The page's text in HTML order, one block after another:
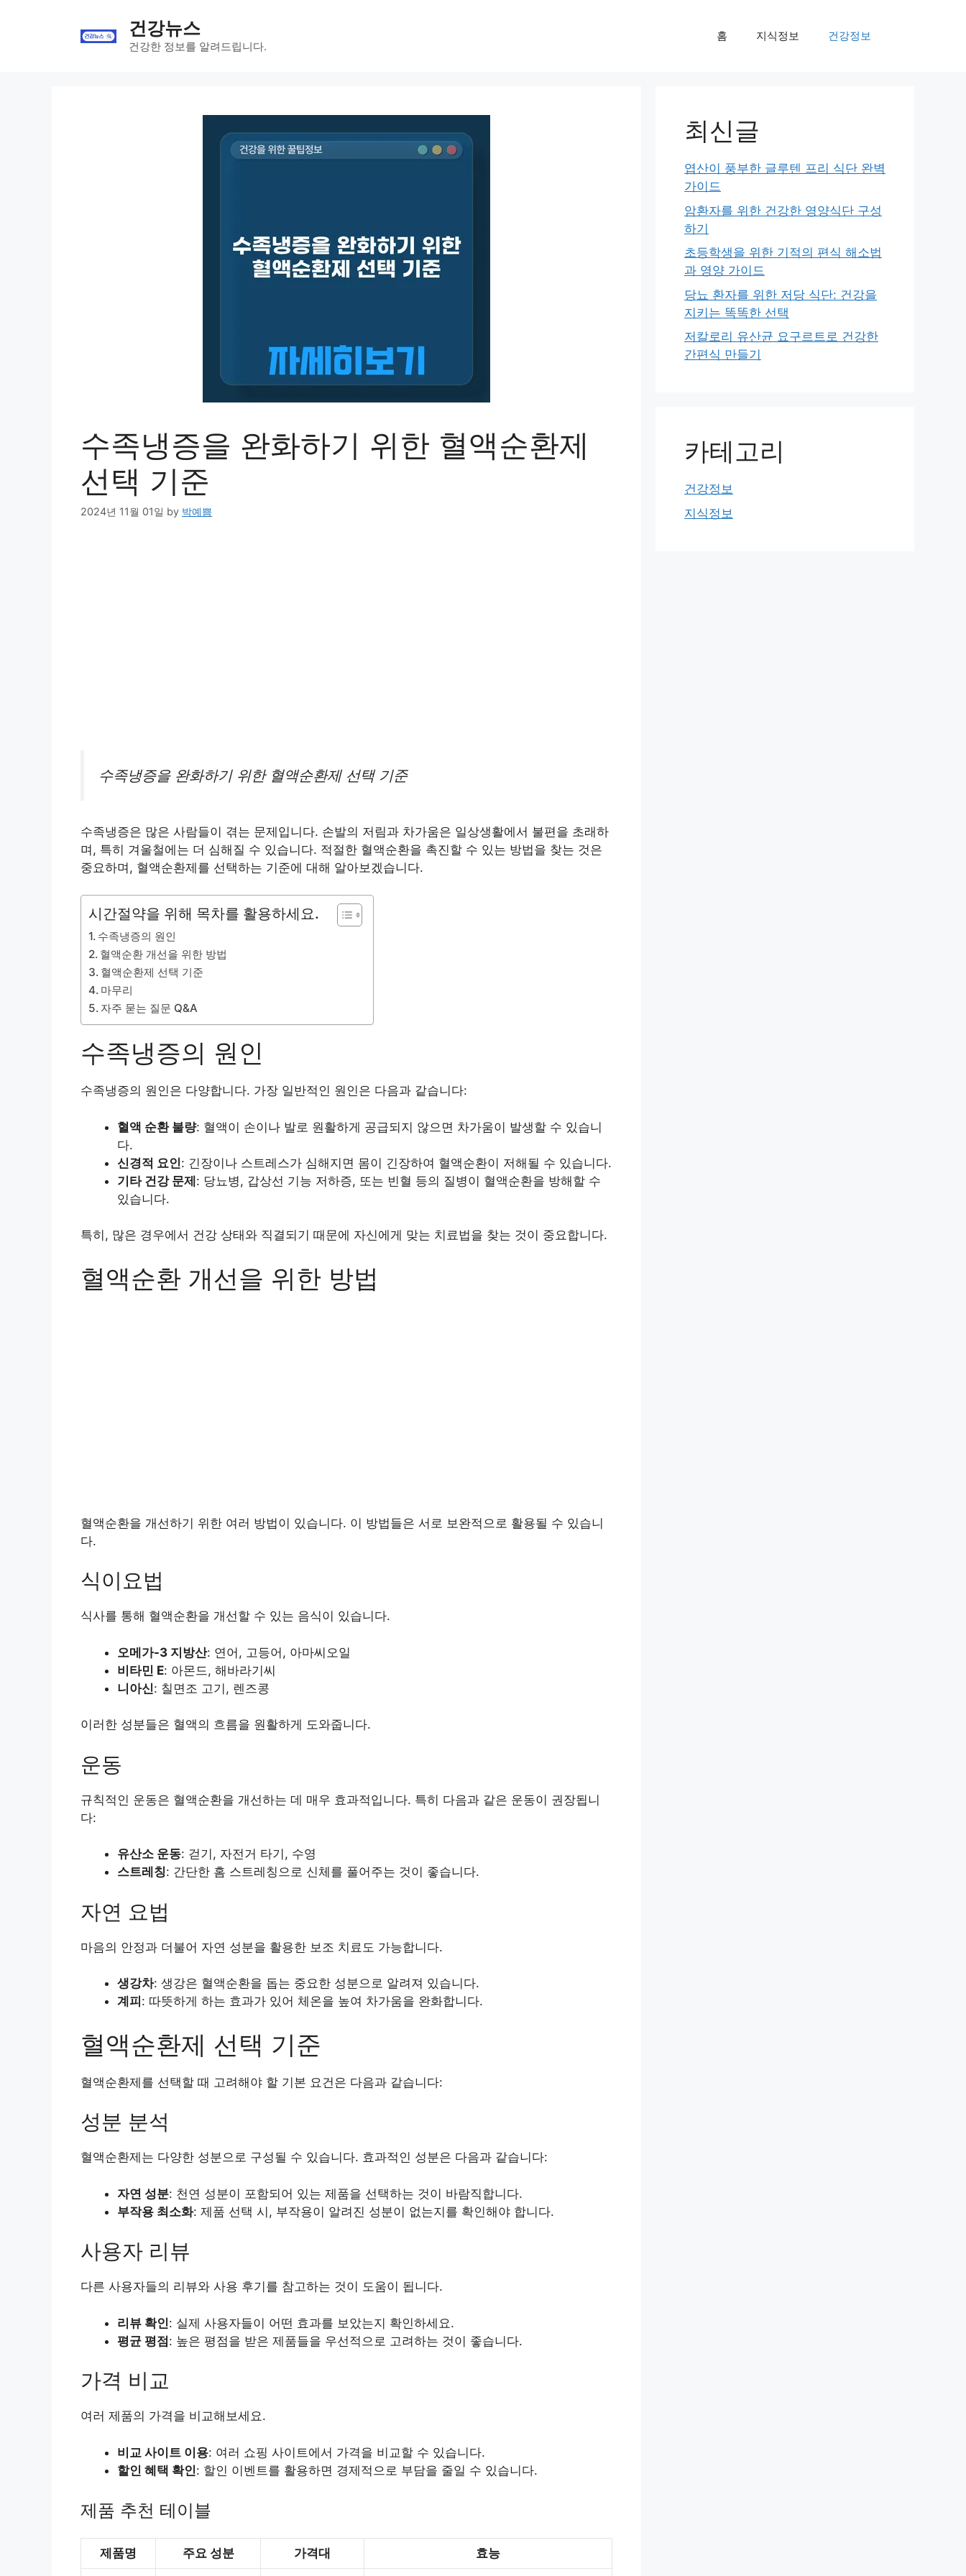
건강뉴스
건강한 정보를 알려드립니다.
홈 지식정보 건강정보
수족냉증을 완화하기 위한 혈액순환제
선택 기준
2024년 11월 01일 by 박예쁨
수족냉증을 완화하기 위한 혈액순환제 선택 기준
수족냉증은 많은 사람들이 겪는 문제입니다. 손발의 저림과 차가움은 일상생활에서 불편을 초래하
며, 특히 겨울철에는 더 심해질 수 있습니다. 적절한 혈액순환을 촉진할 수 있는 방법을 찾는 것은
중요하며, 혈액순환제를 선택하는 기준에 대해 알아보겠습니다.
시간절약을 위해 목차를 활용하세요.
수족냉증의 원인
혈액순환 개선을 위한 방법
혈액순환제 선택 기준
마무리
자주 묻는 질문 Q&A
수족냉증의 원인
수족냉증의 원인은 다양합니다. 가장 일반적인 원인은 다음과 같습니다:
혈액 순환 불량: 혈액이 손이나 발로 원활하게 공급되지 않으면 차가움이 발생할 수 있습니
다.
신경적 요인: 긴장이나 스트레스가 심해지면 몸이 긴장하여 혈액순환이 저해될 수 있습니다.
기타 건강 문제: 당뇨병, 갑상선 기능 저하증, 또는 빈혈 등의 질병이 혈액순환을 방해할 수
있습니다.
특히, 많은 경우에서 건강 상태와 직결되기 때문에 자신에게 맞는 치료법을 찾는 것이 중요합니다.
혈액순환 개선을 위한 방법
혈액순환을 개선하기 위한 여러 방법이 있습니다. 이 방법들은 서로 보완적으로 활용될 수 있습니
다.
식이요법
식사를 통해 혈액순환을 개선할 수 있는 음식이 있습니다.
오메가-3 지방산: 연어, 고등어, 아마씨오일
비타민 E: 아몬드, 해바라기씨
니아신: 칠면조 고기, 렌즈콩
이러한 성분들은 혈액의 흐름을 원활하게 도와줍니다.
운동
규칙적인 운동은 혈액순환을 개선하는 데 매우 효과적입니다. 특히 다음과 같은 운동이 권장됩니
다:
유산소 운동: 걷기, 자전거 타기, 수영
스트레칭: 간단한 홈 스트레칭으로 신체를 풀어주는 것이 좋습니다.
자연 요법
마음의 안정과 더불어 자연 성분을 활용한 보조 치료도 가능합니다.
생강차: 생강은 혈액순환을 돕는 중요한 성분으로 알려져 있습니다.
계피 : 따뜻하게 하는 효과가 있어 체온을 높여 차가움을 완화합니다.
혈액순환제 선택 기준
혈액순환제를 선택할 때 고려해야 할 기본 요건은 다음과 같습니다:
성분 분석
혈액순환제는 다양한 성분으로 구성될 수 있습니다. 효과적인 성분은 다음과 같습니다:
자연 성분: 천연 성분이 포함되어 있는 제품을 선택하는 것이 바람직합니다.
부작용 최소화: 제품 선택 시, 부작용이 알려진 성분이 없는지를 확인해야 합니다.
사용자 리뷰
다른 사용자들의 리뷰와 사용 후기를 참고하는 것이 도움이 됩니다.
리뷰 확인: 실제 사용자들이 어떤 효과를 보았는지 확인하세요.
평균 평점: 높은 평점을 받은 제품들을 우선적으로 고려하는 것이 좋습니다.
가격 비교
여러 제품의 가격을 비교해보세요.
비교 사이트 이용: 여러 쇼핑 사이트에서 가격을 비교할 수 있습니다.
할인 혜택 확인: 할인 이벤트를 활용하면 경제적으로 부담을 줄일 수 있습니다.
제품 추천 테이블
제품명 주요 성분 가격대 효능
최신글
엽산이 풍부한 글루텐 프리 식단 완벽
가이드
암환자를 위한 건강한 영양식단 구성
하기
초등학생을 위한 기적의 편식 해소법
과 영양 가이드
당뇨 환자를 위한 저당 식단: 건강을
지키는 똑똑한 선택
저칼로리 유산균 요구르트로 건강한
간편식 만들기
카테고리
건강정보
지식정보